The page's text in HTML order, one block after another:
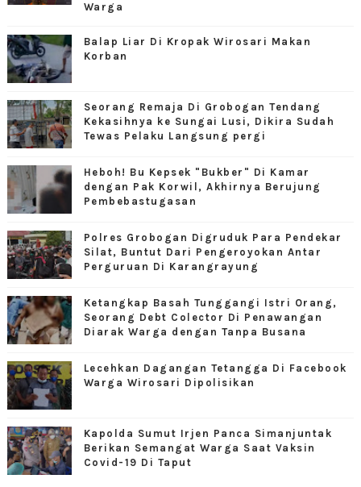
Warga
Balap Liar Di Kropak Wirosari Makan
Korban
Seorang Remaja Di Grobogan Tendang
Kekasihnya ke Sungai Lusi, Dikira Sudah
Tewas Pelaku Langsung pergi
Heboh! Bu Kepsek "Bukber" Di Kamar
dengan Pak Korwil, Akhirnya Berujung
Pembebastugasan
Polres Grobogan Digruduk Para Pendekar
Silat, Buntut Dari Pengeroyokan Antar
Perguruan Di Karangrayung
Ketangkap Basah Tunggangi Istri Orang,
Seorang Debt Colector Di Penawangan
Diarak Warga dengan Tanpa Busana
Lecehkan Dagangan Tetangga Di Facebook
Warga Wirosari Dipolisikan
Kapolda Sumut Irjen Panca Simanjuntak
Berikan Semangat Warga Saat Vaksin
Covid-19 Di Taput